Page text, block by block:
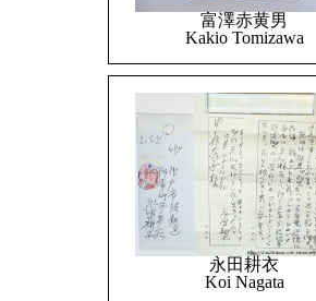
富澤赤黄男
Kakio Tomizawa
永田耕衣
Koi Nagata